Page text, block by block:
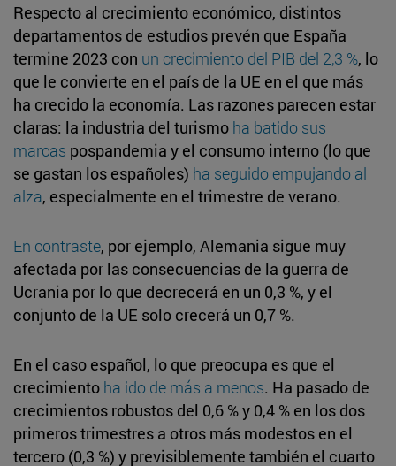
Respecto al crecimiento económico, distintos
departamentos de estudios prevén que España
termine 2023 con un crecimiento del PIB del 2,3 %, lo
que le convierte en el país de la UE en el que más
ha crecido la economía. Las razones parecen estar
claras: la industria del turismo ha batido sus
marcas pospandemia y el consumo interno (lo que
se gastan los españoles) ha seguido empujando al
alza, especialmente en el trimestre de verano.
En contraste, por ejemplo, Alemania sigue muy
afectada por las consecuencias de la guerra de
Ucrania por lo que decrecerá en un 0,3 %, y el
conjunto de la UE solo crecerá un 0,7 %.
En el caso español, lo que preocupa es que el
crecimiento ha ido de más a menos. Ha pasado de
crecimientos robustos del 0,6 % y 0,4 % en los dos
primeros trimestres a otros más modestos en el
tercero (0,3 %) y previsiblemente también el cuarto